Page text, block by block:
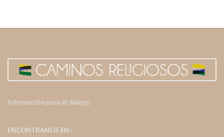
Información para el diálogo
ENCONTRANOS EN :